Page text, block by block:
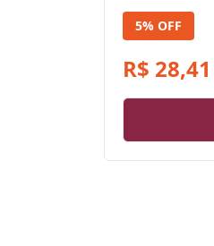
5% OFF
R$ 28,41